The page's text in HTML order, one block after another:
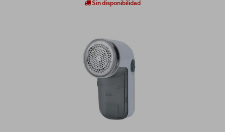
Sin disponibilidad